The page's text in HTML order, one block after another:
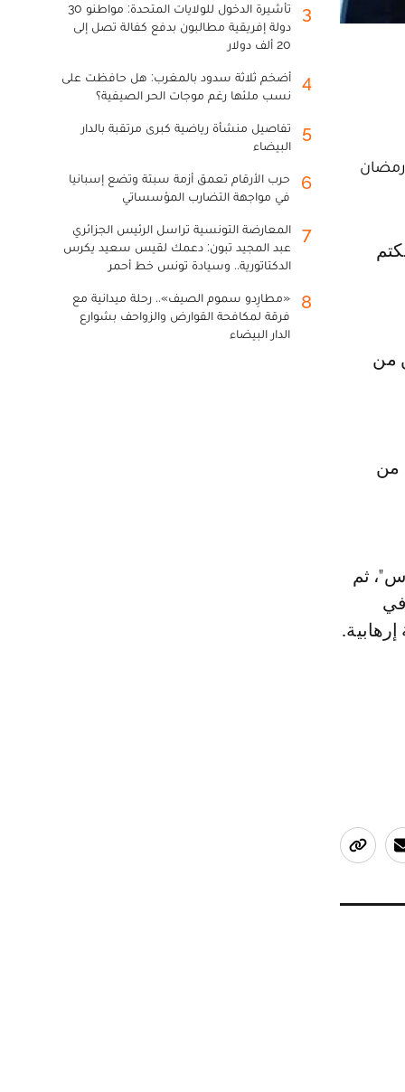
من
من
"ولاد ناس"، ثم
3
تأشيرة الدخول للولايات المتحدة: مواطنو 30
دولة إفريقية مطالبون بدفع كفالة تصل إلى
20 ألف دولار
4
أضخم ثلاثة سدود بالمغرب: هل حافظت على
نسب ملئها رغم موجات الحر الصيفية؟
5
تفاصيل منشأة رياضية كبرى مرتقبة بالدار
البيضاء
6
حرب الأرقام تعمق أزمة سبتة وتضع إسبانيا
في مواجهة التضارب المؤسساتي
7
المعارضة التونسية تراسل الرئيس الجزائري
عبد المجيد تبون: دعمك لقيس سعيد يكرس
الدكتاتورية.. وسيادة تونس خط أحمر
8
«مطارِدو سموم الصيف».. رحلة ميدانية مع
فرقة لمكافحة القوارض والزواحف بشوارع
الدار البيضاء